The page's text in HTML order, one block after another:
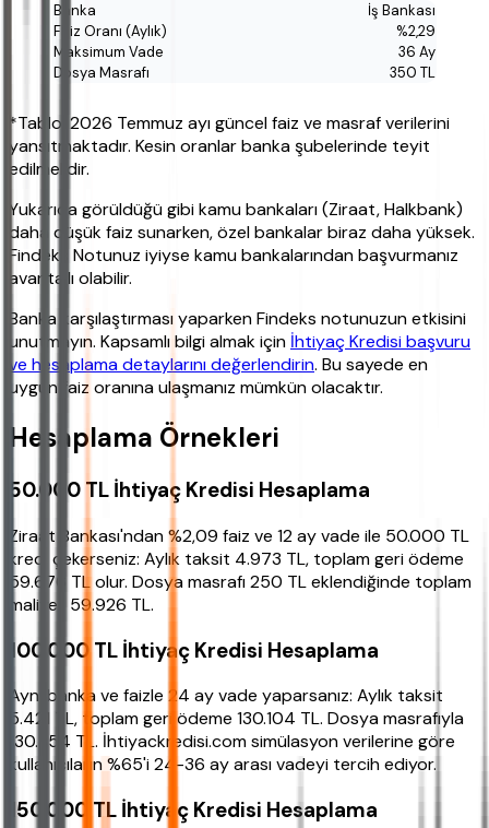
İş Bankası
%2,29
36 Ay
350 TL
*Tablo, 2026 Temmuz ayı güncel faiz ve masraf verilerini
yansıtmaktadır. Kesin oranlar banka şubelerinde teyit
edilmelidir.
Yukarıda görüldüğü gibi kamu bankaları (Ziraat, Halkbank)
daha düşük faiz sunarken, özel bankalar biraz daha yüksek.
Findeks Notunuz iyiyse kamu bankalarından başvurmanız
avantajlı olabilir.
Banka karşılaştırması yaparken Findeks notunuzun etkisini
unutmayın. Kapsamlı bilgi almak için İhtiyaç Kredisi başvuru
ve hesaplama detaylarını değerlendirin. Bu sayede en
uygun faiz oranına ulaşmanız mümkün olacaktır.
Hesaplama Örnekleri
50.000 TL İhtiyaç Kredisi Hesaplama
Ziraat Bankası'ndan %2,09 faiz ve 12 ay vade ile 50.000 TL
kredi çekerseniz: Aylık taksit 4.973 TL, toplam geri ödeme
59.676 TL olur. Dosya masrafı 250 TL eklendiğinde toplam
maliyet 59.926 TL.
100.000 TL İhtiyaç Kredisi Hesaplama
Aynı banka ve faizle 24 ay vade yaparsanız: Aylık taksit
5.421 TL, toplam geri ödeme 130.104 TL. Dosya masrafıyla
130.354 TL. İhtiyackredisi.com simülasyon verilerine göre
kullanıcıların %65'i 24-36 ay arası vadeyi tercih ediyor.
150.000 TL İhtiyaç Kredisi Hesaplama